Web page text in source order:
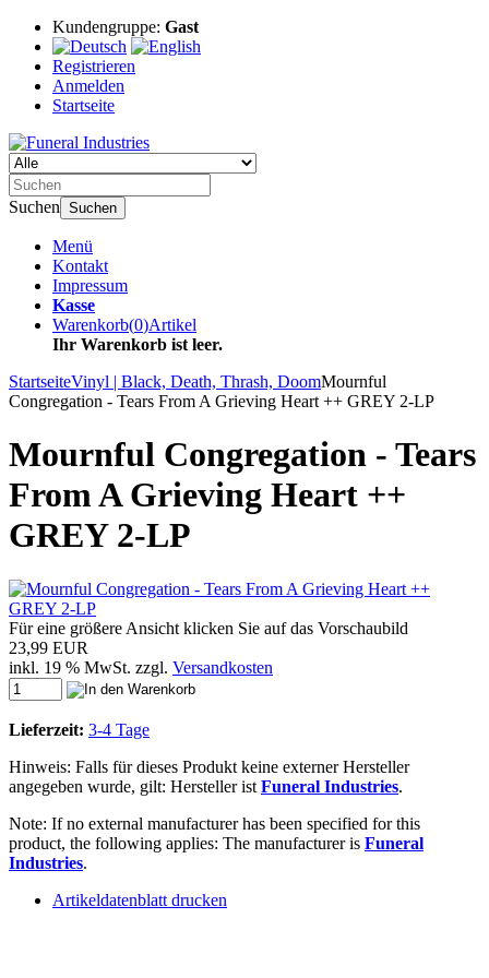
Kundengruppe: Gast
Registrieren
Anmelden
Startseite
Suchen Suchen
Menü
Kontakt
Impressum
Kasse
Warenkorb(0)Artikel
Ihr Warenkorb ist leer.
StartseiteVinyl | Black, Death, Thrash, DoomMournful
Congregation - Tears From A Grieving Heart ++ GREY 2-LP
Mournful Congregation - Tears
From A Grieving Heart ++
GREY 2-LP
Für eine größere Ansicht klicken Sie auf das Vorschaubild
23,99 EUR
inkl. 19 % MwSt. zzgl. Versandkosten
Lieferzeit: 3-4 Tage
Hinweis: Falls für dieses Produkt keine externer Hersteller
angegeben wurde, gilt: Hersteller ist Funeral Industries.
Note: If no external manufacturer has been specified for this
product, the following applies: The manufacturer is Funeral
Industries.
Artikeldatenblatt drucken